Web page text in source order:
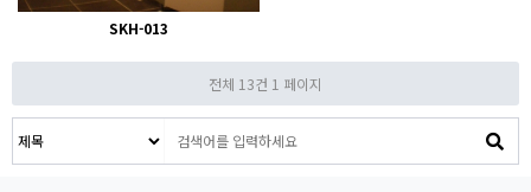
SKH-013
전체 13건 1 페이지